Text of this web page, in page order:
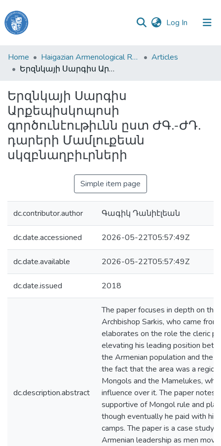
Log In (current)
Haigazian
University
&
Collections
All of DSpace
Home Haigazian Armenological Review
Articles
Երզնկայի Սարգիս Արքեպիսկոպոսի գործունէութիւնն ըստ ԺԳ.-ԺԴ. դարերի Մամլուքեան սկզբնաղբիւրների
Երզնկայի Սարգիս
Արքեպիսկոպոսի
գործունէութիւնն ըստ ԺԳ.-ԺԴ.
դարերի Մամլուքեան
սկզբնաղբիւրների
Simple item page
dc.contributor.author Գագիկ Դանիէլեան
dc.date.accessioned 2026-05-22T05:57:49Z
dc.date.available 2026-05-22T05:57:49Z
dc.date.issued 2018
dc.description.abstract
The paper focuses in depth on
Archbishop Sarkis, who came
elaborates on the role the cleric
elevating his leading position
the Armenian population and the
the fact that the area was a
Mongols and the Mamelukes,
influence over it. The paper notes
supportive of Mongol rule and
though eventually he paid with
camps. The paper is a case study
Armenian leadership as men